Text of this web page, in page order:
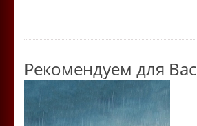
Рекомендуем для Вас